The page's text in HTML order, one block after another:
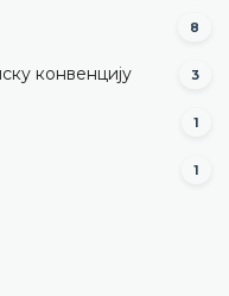
8
конвенцију 3
1
1